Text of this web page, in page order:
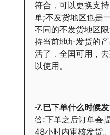
符合，可以更换支
单;不发货地区也是
不同的不发货地区
持当前地址发货的
活了，全国可用，
以使用。
·7.已下单什么时候
答:下单之后订单会
48小时内审核发货。